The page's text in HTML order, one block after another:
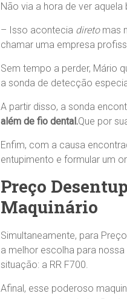
Não via a hora de ver aquela
– Isso acontecia diretomas
chamar uma empresa
Sem tempo a perder, Mário
a sonda de detecção
A partir disso, a sonda
além de fio dental.Que por
Enfim, com a causa
entupimento e formular um
Preço
Maquinário
Simultaneamente, para Preço
a melhor escolha para
situação: a RR F700.
Afinal, esse poderoso